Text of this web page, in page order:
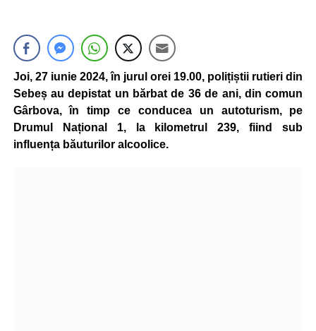
Joi, 27 iunie 2024, în jurul orei 19.00, polițiștii rutieri din
Sebeș au depistat un bărbat de 36 de ani, din comun
Gârbova, în timp ce conducea un autoturism, pe
Drumul Național 1, la kilometrul 239, fiind sub
influența băuturilor alcoolice.